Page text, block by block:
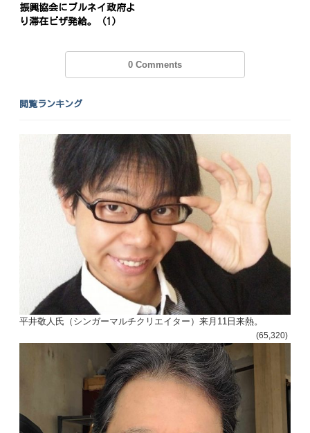
振興協会にブルネイ政府よ
り滞在ビザ発給。（1）
0 Comments
閲覧ランキング
平井敬人氏（シンガーマルチクリエイター）来月11日来熱。
(65,320)